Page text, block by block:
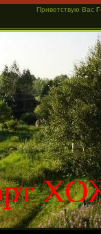
Приветствую Вас